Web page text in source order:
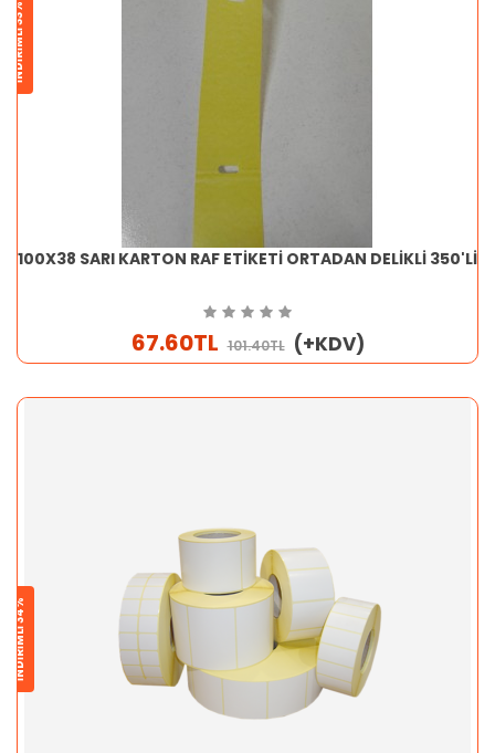
İNDİRİMLİ 33%
100X38 SARI KARTON RAF ETİKETİ ORTADAN DELİKLİ 350'Lİ
67.60TL 101.40TL (+KDV)
İNDİRİMLİ 34%